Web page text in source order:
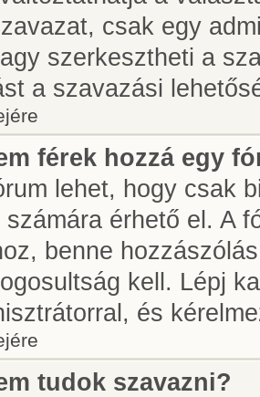
csak egy
szerkesztheti a
a szavazási
férek hozzá egy
lehet, hogy csak
érhető el. A
benne
kell. Lépj
és
tudok szavazni?